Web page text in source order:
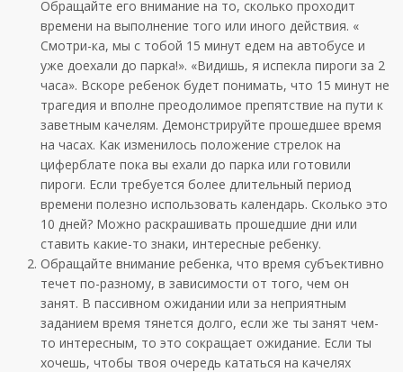
Обращайте его внимание на то, сколько проходит
времени на выполнение того или иного действия. «
Смотри-ка, мы с тобой 15 минут едем на автобусе и
уже доехали до парка!». «Видишь, я испекла пироги за 2
часа». Вскоре ребенок будет понимать, что 15 минут не
трагедия и вполне преодолимое препятствие на пути к
заветным качелям. Демонстрируйте прошедшее время
на часах. Как изменилось положение стрелок на
циферблате пока вы ехали до парка или готовили
пироги. Если требуется более длительный период
времени полезно использовать календарь. Сколько это
10 дней? Можно раскрашивать прошедшие дни или
ставить какие-то знаки, интересные ребенку.
Обращайте внимание ребенка, что время субъективно
течет по-разному, в зависимости от того, чем он
занят. В пассивном ожидании или за неприятным
заданием время тянется долго, если же ты занят чем-
то интересным, то это сокращает ожидание. Если ты
хочешь, чтобы твоя очередь кататься на качелях